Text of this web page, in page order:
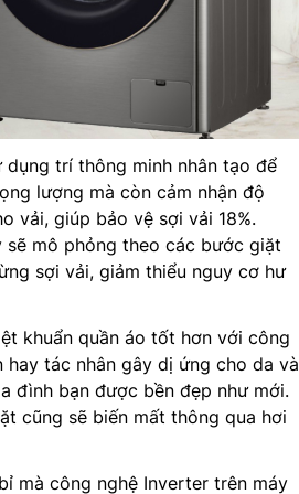
dụng trí thông minh nhân tạo để
lượng mà còn cảm nhận độ
vải, giúp bảo vệ sợi vải 18%.
sẽ mô phỏng theo các bước giặt
sợi vải, giảm thiểu nguy cơ hư
khuẩn quần áo tốt hơn với công
tác nhân gây dị ứng cho da và
đình bạn được bền đẹp như mới.
cũng sẽ biến mất thông qua hơi
mà công nghệ Inverter trên máy